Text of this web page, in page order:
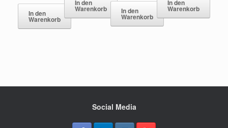
In den
Warenkorb
In den
Warenkorb In den
Warenkorb
In den
Warenkorb
Social Media